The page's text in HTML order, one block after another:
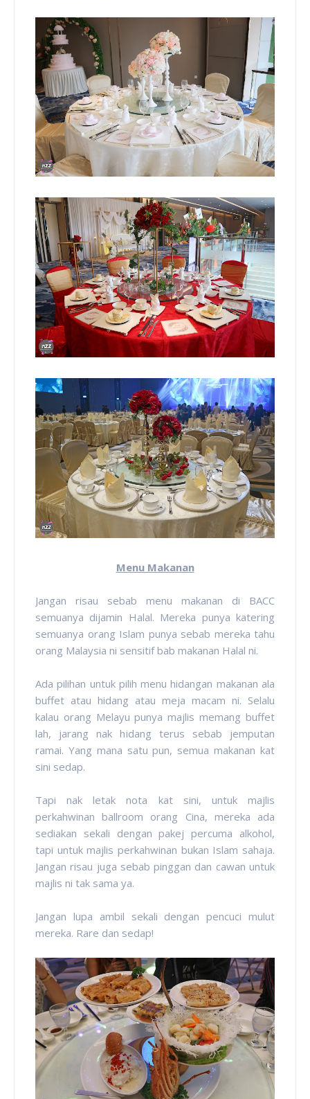
Menu Makanan
Jangan risau sebab menu makanan di BACC
semuanya dijamin Halal. Mereka punya katering
semuanya orang Islam punya sebab mereka tahu
orang Malaysia ni sensitif bab makanan Halal ni.
Ada pilihan untuk pilih menu hidangan makanan ala
buffet atau hidang atau meja macam ni. Selalu
kalau orang Melayu punya majlis memang buffet
lah, jarang nak hidang terus sebab jemputan
ramai. Yang mana satu pun, semua makanan kat
sini sedap.
Tapi nak letak nota kat sini, untuk majlis
perkahwinan ballroom orang Cina, mereka ada
sediakan sekali dengan pakej percuma alkohol,
tapi untuk majlis perkahwinan bukan Islam sahaja.
Jangan risau juga sebab pinggan dan cawan untuk
majlis ni tak sama ya.
Jangan lupa ambil sekali dengan pencuci mulut
mereka. Rare dan sedap!